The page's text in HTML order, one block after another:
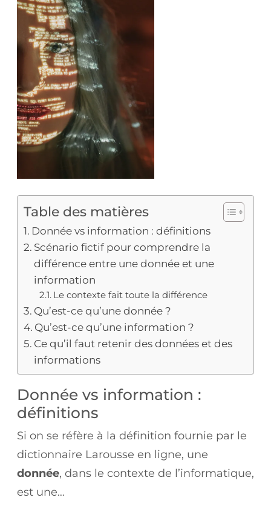
Table des matières
Donnée vs information : définitions
Scénario fictif pour comprendre la
différence entre une donnée et une
information
Le contexte fait toute la différence
Qu’est-ce qu’une donnée ?
Qu’est-ce qu’une information ?
Ce qu’il faut retenir des données et des
informations
Donnée vs information :
définitions
Si on se réfère à la définition fournie par le
dictionnaire Larousse en ligne, une
donnée, dans le contexte de l’informatique,
est une…